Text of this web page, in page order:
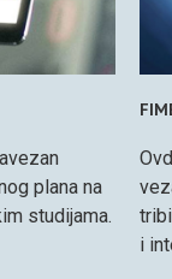
plana na
studijama.
i